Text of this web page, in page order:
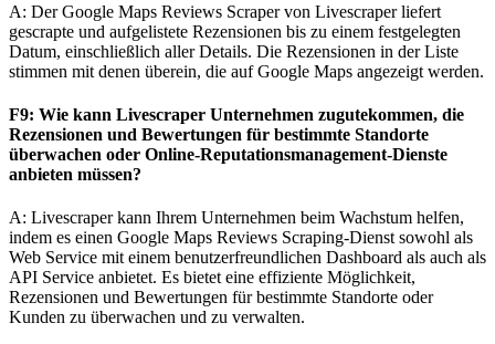
A: Der Google Maps Reviews Scraper von Livescraper liefert
gescrapte und aufgelistete Rezensionen bis zu einem festgelegten
Datum, einschließlich aller Details. Die Rezensionen in der Liste
stimmen mit denen überein, die auf Google Maps angezeigt werden.
F9: Wie kann Livescraper Unternehmen zugutekommen, die
Rezensionen und Bewertungen für bestimmte Standorte
überwachen oder Online-Reputationsmanagement-Dienste
anbieten müssen?
A: Livescraper kann Ihrem Unternehmen beim Wachstum helfen,
indem es einen Google Maps Reviews Scraping-Dienst sowohl als
Web Service mit einem benutzerfreundlichen Dashboard als auch als
API Service anbietet. Es bietet eine effiziente Möglichkeit,
Rezensionen und Bewertungen für bestimmte Standorte oder
Kunden zu überwachen und zu verwalten.